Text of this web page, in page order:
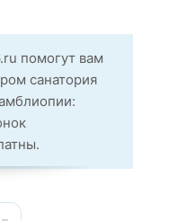
помогут вам
санатория